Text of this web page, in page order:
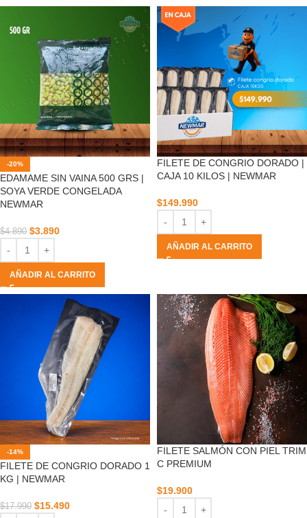
-20%
EDAMAME SIN VAINA 500 GRS |
SOYA VERDE CONGELADA
NEWMAR
$4.890 $3.890
AÑADIR AL CARRITO
FILETE DE CONGRIO DORADO |
CAJA 10 KILOS | NEWMAR
$149.990
AÑADIR AL CARRITO
-14%
FILETE DE CONGRIO DORADO 1
KG | NEWMAR
$17.990 $15.490
FILETE SALMÓN CON PIEL TRIM
C PREMIUM
$19.900